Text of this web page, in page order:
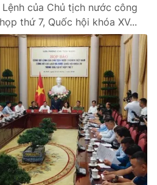
của Chủ tịch nước công
thứ 7, Quốc hội khóa XV...